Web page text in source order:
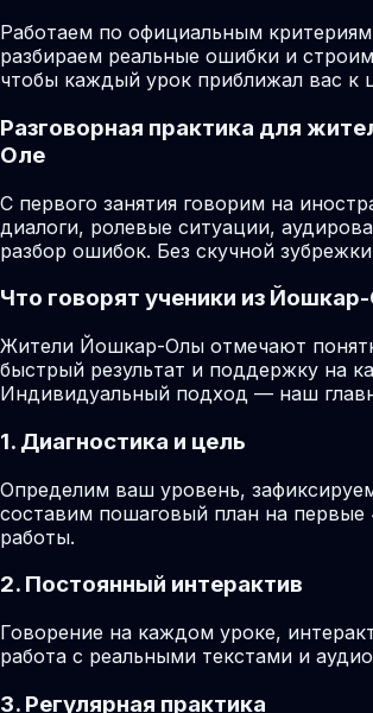
Работаем по официальным
разбираем реальные ошибки и
чтобы каждый урок приближал вас к
Разговорная практика для
Оле
С первого занятия говорим на
диалоги, ролевые ситуации,
разбор ошибок. Без скучной
Что говорят ученики из
Жители Йошкар-Олы отмечают
быстрый результат и поддержку на
Индивидуальный подход — наш
1. Диагностика и цель
Определим ваш уровень,
составим пошаговый план на первые
работы.
2. Постоянный интерактив
Говорение на каждом уроке,
работа с реальными текстами и
3. Регулярная практика